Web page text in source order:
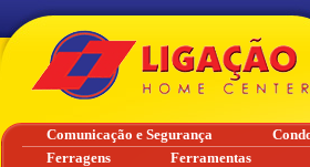
Comunicação e Segurança
Ferragens
Ferramentas